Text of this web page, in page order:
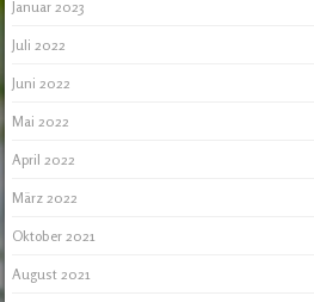
Januar 2023
Juli 2022
Juni 2022
Mai 2022
April 2022
März 2022
Oktober 2021
August 2021